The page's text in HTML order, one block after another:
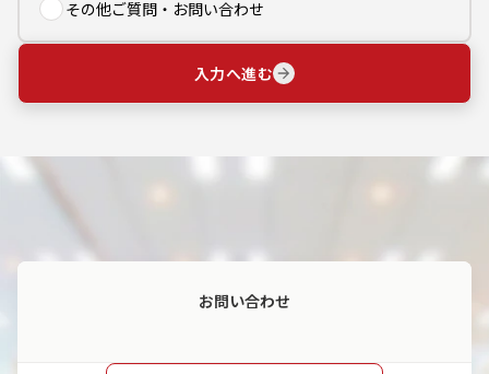
その他ご質問・お問い合わせ
入力へ進む
お問い合わせ